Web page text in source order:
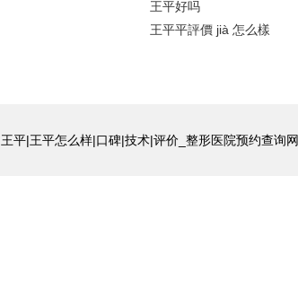
王平好吗
王平平評價 jià 怎么樣
王平|王平怎么样|口碑|技术|评价_整形医院预约查询网